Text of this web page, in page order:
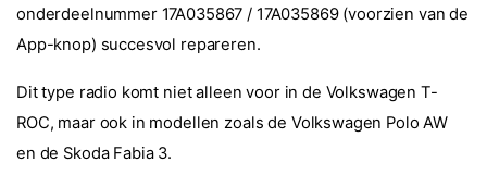
onderdeelnummer 17A035867 / 17A035869 (voorzien van de
App-knop) succesvol repareren.
Dit type radio komt niet alleen voor in de Volkswagen T-
ROC, maar ook in modellen zoals de Volkswagen Polo AW
en de Skoda Fabia 3.